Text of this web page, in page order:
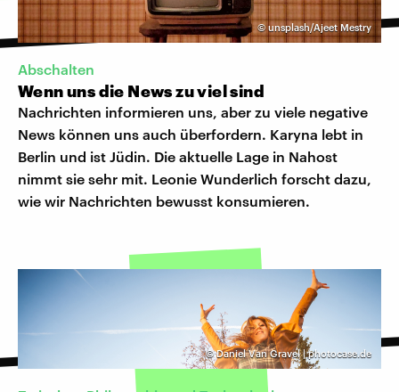
© unsplash/Ajeet Mestry
Abschalten
Wenn uns die News zu viel sind
Nachrichten informieren uns, aber zu viele negative
News können uns auch überfordern. Karyna lebt in
Berlin und ist Jüdin. Die aktuelle Lage in Nahost
nimmt sie sehr mit. Leonie Wunderlich forscht dazu,
wie wir Nachrichten bewusst konsumieren.
©Daniel Van Gravel | photocase.de